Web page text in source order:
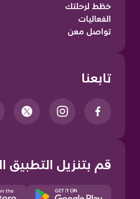
خطّط لرحلتك
الفعاليات
تواصل معن
تابعنا
قم بتنزيل التطبيق